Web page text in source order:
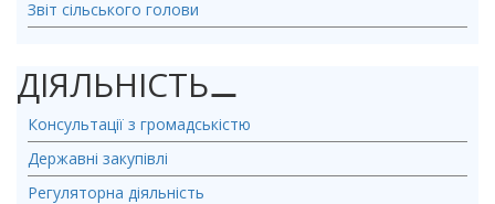
Звіт сільського голови
ДІЯЛЬНІСТЬ⚊
Консультації з громадськістю
Державні закупівлі
Регуляторна діяльність